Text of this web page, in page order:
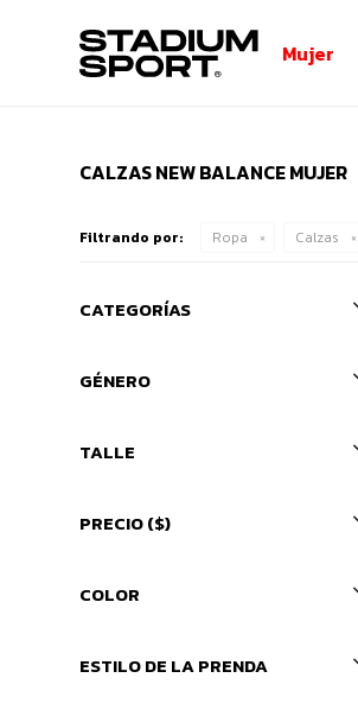
Mujer
CALZAS NEW BALANCE MUJER
Filtrando por: Ropa Calzas
CATEGORÍAS
GÉNERO
TALLE
PRECIO($)
COLOR
ESTILO DE LA PRENDA